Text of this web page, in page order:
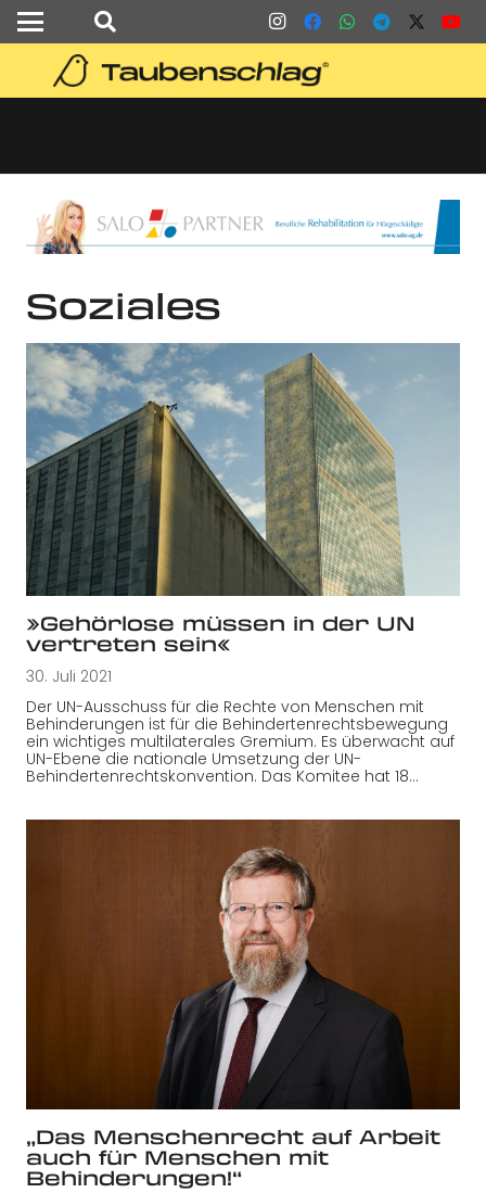
Soziales
»Gehörlose müssen in der UN
vertreten sein«
30. Juli 2021
Der UN-Ausschuss für die Rechte von Menschen mit
Behinderungen ist für die Behindertenrechtsbewegung
ein wichtiges multilaterales Gremium. Es überwacht auf
UN-Ebene die nationale Umsetzung der UN-
Behindertenrechtskonvention. Das Komitee hat 18…
„Das Menschenrecht auf Arbeit
auch für Menschen mit
Behinderungen!“